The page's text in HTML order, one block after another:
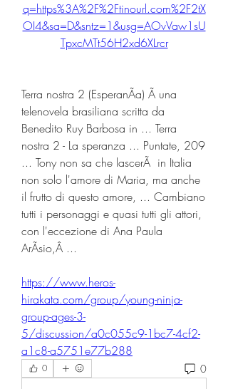
q=https%3A%2F%2Ftinourl.com%2F2tX
OI4&sa=D&sntz=1&usg=AOvVaw1sU
TpxcMTt56H2xd6XLrcr
Terra nostra 2 (EsperanÃa) Ã una
telenovela brasiliana scritta da
Benedito Ruy Barbosa in ... Terra
nostra 2 - La speranza ... Puntate, 209
... Tony non sa che lascerÃ  in Italia
non solo l'amore di Maria, ma anche
il frutto di questo amore, ... Cambiano
tutti i personaggi e quasi tutti gli attori,
con l'eccezione di Ana Paula
ArÃsio,Â ...
https://www.heros-
hirakata.com/group/young-ninja-
group-ages-3-
5/discussion/a0c055c9-1bc7-4cf2-
a1c8-a5751e77b288
0 0